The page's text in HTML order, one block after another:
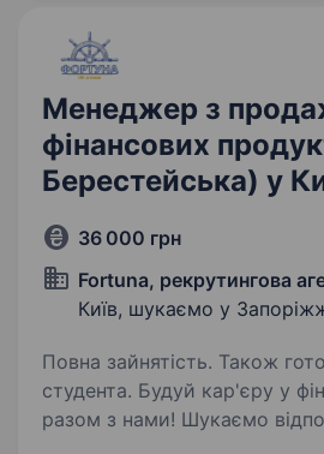
Менеджер з
фінансових
Берестейська) у
36 000 грн
Fortuna, рекрутингова
Київ, шукаємо у
Повна зайнятість. Також
студента. Будуй кар'єру у фінансовій сфері
разом з нами! Шукаємо